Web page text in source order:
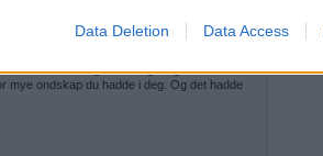
Data Deletion Data Access
2020-03-27 22:20
da hevet du deg over meg. Jeg ville finne ut av
mye ondskap du hadde i deg. Og det hadde